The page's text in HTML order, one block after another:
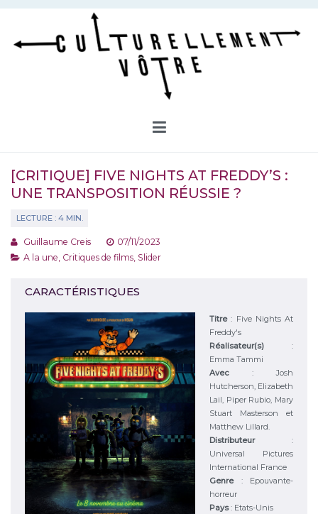
Aller
contenu
[CRITIQUE] FIVE NIGHTS AT FREDDY’S :
UNE TRANSPOSITION RÉUSSIE ?
Guillaume Creis
07/11/2023
A la une Critiques de films Slider
CARACTÉRISTIQUES
Titre: Five Nights At
Freddy's
Réalisateur(s) :
Emma Tammi
Avec :Josh
Hutcherson, Elizabeth
Lail, Piper Rubio, Mary
Stuart Masterson et
Matthew Lillard.
Distributeur :
Universal Pictures
International France
Genre : Epouvante-
horreur
Pays: Etats-Unis